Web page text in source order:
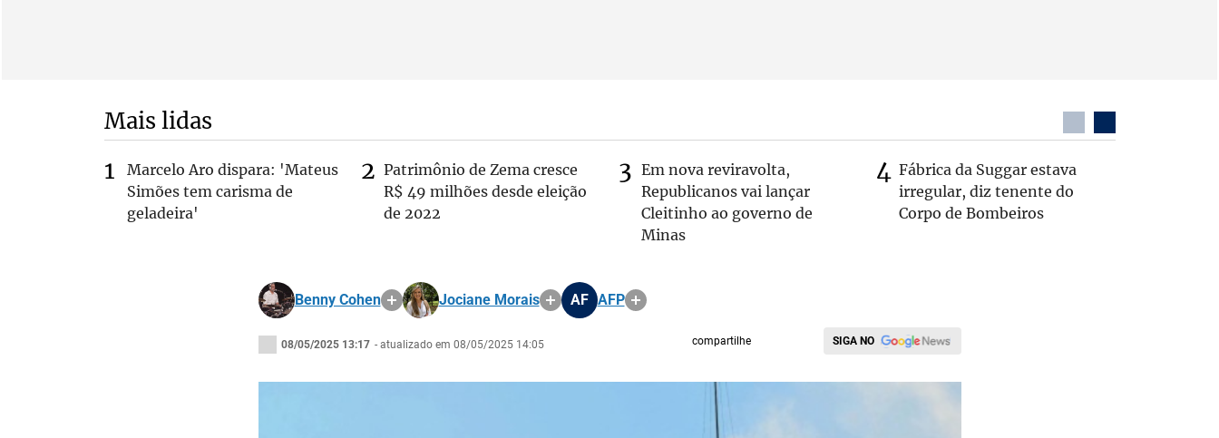
Mais lidas
Marcelo Aro dispara: 'Mateus
Simões tem carisma de
geladeira'
Patrimônio de Zema cresce
R$ 49 milhões desde eleição
de 2022
Em nova reviravolta,
Republicanos vai lançar
Cleitinho ao governo de
Minas
Fábrica da Suggar estava
irregular, diz tenente do
Corpo de Bombeiros
Benny Cohen Jociane Morais AF AFP
08/05/2025 13:17 - atualizado em 08/05/2025 14:05 compartilhe SIGA NO